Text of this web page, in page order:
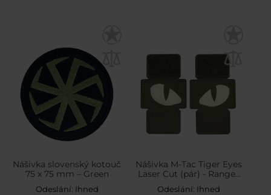
Nášivka slovenský kotouč
75 x 75 mm – Green
Odeslání: Ihned
Nášivka M-Tac Tiger Eyes
Laser Cut (pár) - Ranger
Green
Odeslání: Ihned